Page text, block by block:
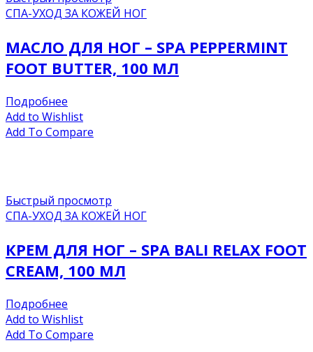
СПА-УХОД ЗА КОЖЕЙ НОГ
МАСЛО ДЛЯ НОГ – SPA PEPPERMINT
FOOT BUTTER, 100 МЛ
Подробнее
Add to Wishlist
Add To Compare
Быстрый просмотр
СПА-УХОД ЗА КОЖЕЙ НОГ
КРЕМ ДЛЯ НОГ – SPA BALI RELAX FOOT
CREAM, 100 МЛ
Подробнее
Add to Wishlist
Add To Compare